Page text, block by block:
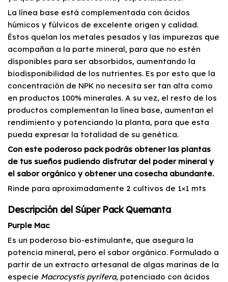
La línea base está complementada con ácidos
húmicos y fúlvicos de excelente origen y calidad.
Éstos quelan los metales pesados y las impurezas que
acompañan a la parte mineral, para que no estén
disponibles para ser absorbidos, aumentando la
biodisponibilidad de los nutrientes. Es por esto que la
concentración de NPK no necesita ser tan alta como
en productos 100% minerales. A su vez, el resto de los
productos complementan la línea base, aumentan el
rendimiento y potenciando la planta, para que esta
pueda expresar la totalidad de su genética.
Con este poderoso pack podrás obtener las plantas
de tus sueños pudiendo disfrutar del poder mineral y
el sabor orgánico y obtener una cosecha abundante.
Rinde para aproximadamente 2 cultivos de 1×1 mts
Descripción del Súper Pack Quemanta
Purple Mac
Es un poderoso bio-estimulante, que asegura la
potencia mineral, pero el sabor orgánico. Formulado a
partir de un extracto artesanal de algas marinas de la
especie Macrocystis pyrifera, potenciado con ácidos